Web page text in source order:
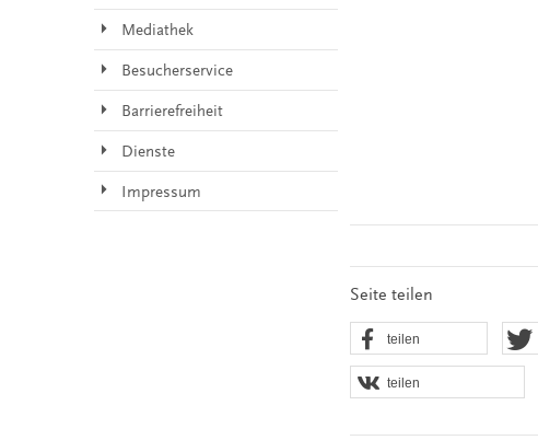
Seite teilen
teilen
teilen
Mediathek
Besucherservice
Barrierefreiheit
Dienste
Impressum